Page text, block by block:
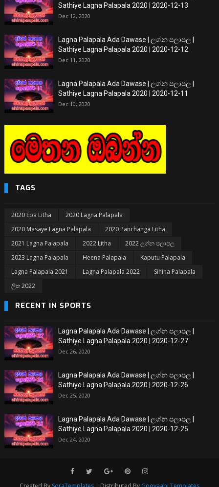
Sathiye Lagna Palapala 2020 | 2020-12-13
Dec 12, 2020
Lagna Palapala Ada Dawase | ලග්න පලාපල |
Sathiye Lagna Palapala 2020 | 2020-12-12
Dec 11, 2020
Lagna Palapala Ada Dawase | ලග්න පලාපල |
Sathiye Lagna Palapala 2020 | 2020-12-11
Dec 10, 2020
TAGS
2020 Epa Litha
2020 Lagna Palapala
2020 Masaye Lagna Palapala
2020 Panchanga Litha
2021 Lagna Palapala
2022 Litha
2022 ලග්න පලාපල
2023 Lagna Palapala
Heena Palapala
Kaputu Palapala
Lagna Palapala 2021
Lagna Palapala 2022
Sihina Palapala
ලිත 2022
RECENT IN SPORTS
Lagna Palapala Ada Dawase | ලග්න පලාපල |
Sathiye Lagna Palapala 2020 | 2020-12-27
Dec 26, 2020
Lagna Palapala Ada Dawase | ලග්න පලාපල |
Sathiye Lagna Palapala 2020 | 2020-12-26
Dec 25, 2020
Lagna Palapala Ada Dawase | ලග්න පලාපල |
Sathiye Lagna Palapala 2020 | 2020-12-25
Dec 24, 2020